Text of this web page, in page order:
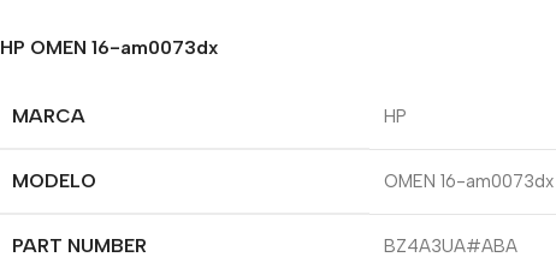
HP OMEN 16-am0073dx
MARCA HP
MODELO OMEN 16-am0073dx
PART NUMBER BZ4A3UA#ABA